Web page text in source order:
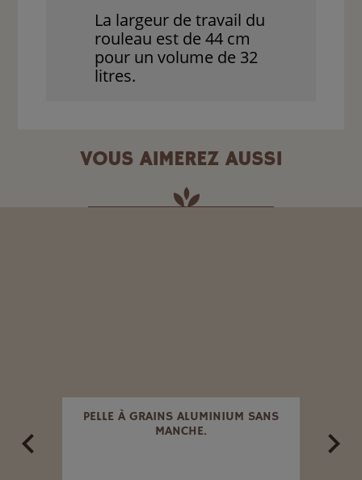
La largeur de travail du
rouleau est de 44 cm
pour un volume de 32
litres.
VOUS AIMEREZ AUSSI
PELLE À GRAINS ALUMINIUM SANS
MANCHE.